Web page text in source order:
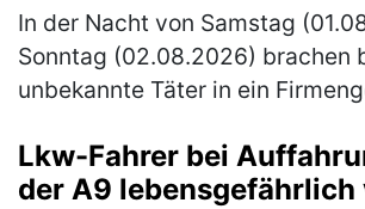
In der Nacht von Samstag
Sonntag (02.08.2026) brachen
unbekannte Täter in ein
Ingolstadt hat die Ermittlungen
(mehr)
Lkw-Fahrer bei
der A9